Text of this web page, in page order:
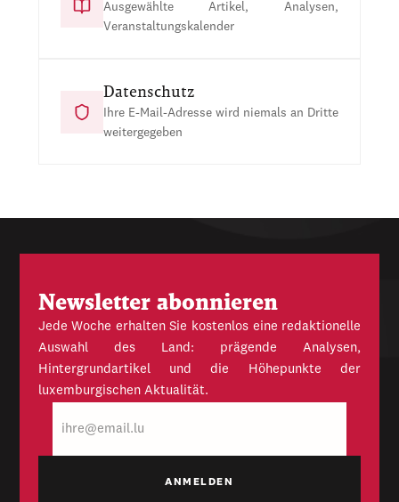
Ausgewählte Artikel, Analysen,
Veranstaltungskalender
Datenschutz
Ihre E-Mail-Adresse wird niemals an Dritte
weitergegeben
Newsletter abonnieren
Jede Woche erhalten Sie kostenlos eine redaktionelle
Auswahl des Land: prägende Analysen,
Hintergrundartikel und die Höhepunkte der
luxemburgischen Aktualität.
Mail